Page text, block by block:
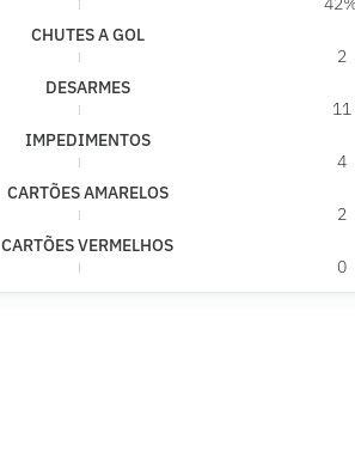
CHUTES A GOL
2
DESARMES
11
IMPEDIMENTOS
4
CARTÕES AMARELOS
2
CARTÕES VERMELHOS
0